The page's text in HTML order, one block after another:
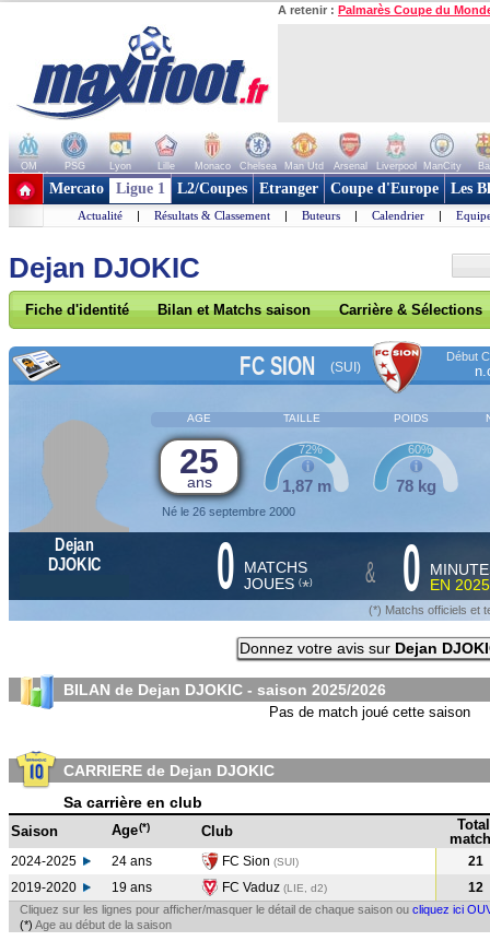
A retenir : Palmarès Coupe du
OM PSG Lyon Lille Monaco Chelsea Man Utd Arsenal Liverpool ManCity
+ de clubs
Mercato Ligue 1 L2/Coupes Etranger Coupe d'Europe Les
Actualité | Résultats & Classement | Buteurs | Calendrier |
Dejan DJOKIC
Fiche d'identité Bilan et Matchs saison Carrière & Sélections
FC SION (SUI)
Début
AGE TAILLE POIDS
25
ans
Né le 26 septembre 2000
1,87 m
72%
78 kg
60%
Dejan
DJOKIC
0 MATCHS
JOUES (*) & 0
EN
(*) Matchs officiels et
Donnez votre avis sur Dejan
BILAN de Dejan DJOKIC - saison 2025/2026
Pas de match joué cette saison
CARRIERE de Dejan DJOKIC
Sa carrière en club
Saison Age(*) Club
Total
2024-2025 24 ans FC Sion (SUI)
21
2019-2020
19 ans FC Vaduz (LIE, d2) 12
Cliquez sur les lignes pour afficher/masquer le détail de chaque saison ou cliquez ici
(*) Age au début de la saison